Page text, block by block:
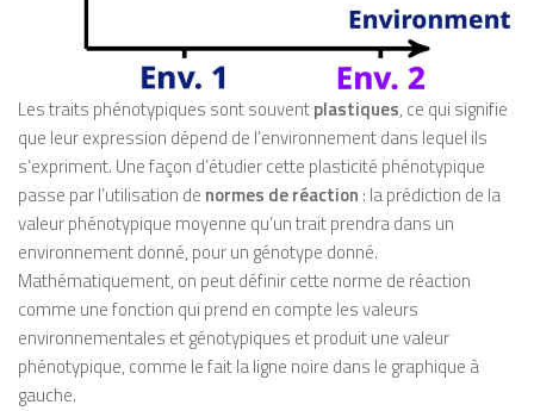
Les traits phénotypiques sont souventplastiques, ce qui signifie
que leur expression dépend de l’environnement dans lequel ils
s’expriment. Une façon d’étudier cette plasticité phénotypique
passe par l’utilisation de normes de réaction : la prédiction de la
valeur phénotypique moyenne qu’un trait prendra dans un
environnement donné, pour un génotype donné.
Mathématiquement, on peut définir cette norme de réaction
comme une fonction qui prend en compte les valeurs
environnementales et génotypiques et produit une valeur
phénotypique, comme le fait la ligne noire dans le graphique à
gauche.